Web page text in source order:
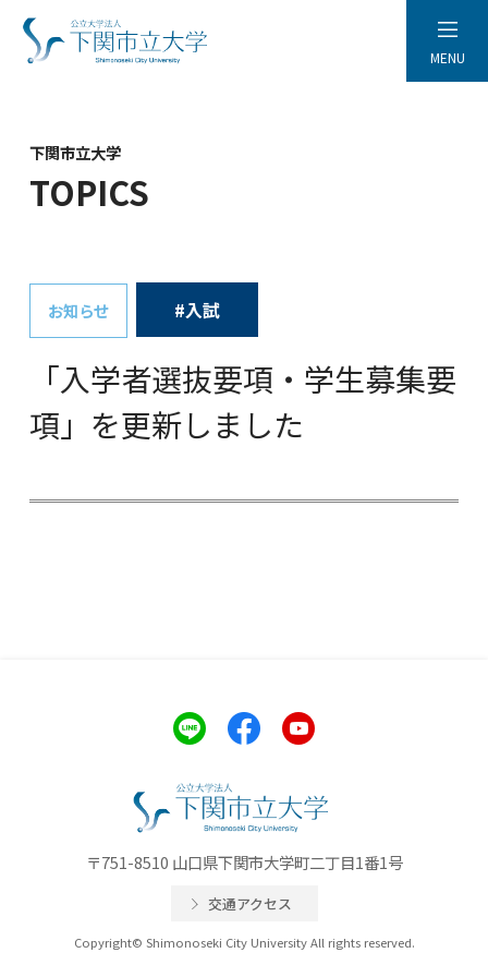
MENU
下関市立大学
TOPICS
お知らせ #入試
「入学者選抜要項・学生募集要
項」を更新しました
〒751-8510 山口県下関市大学町二丁目1番1号
交通アクセス
Copyright© Shimonoseki City University All rights reserved.